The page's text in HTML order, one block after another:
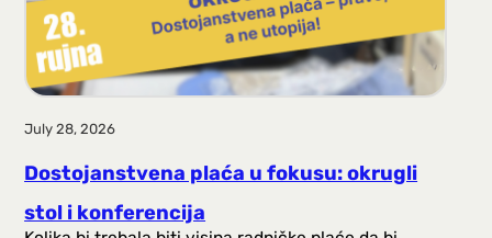
July 28, 2026
Dostojanstvena plaća u fokusu: okrugli
stol i konferencija